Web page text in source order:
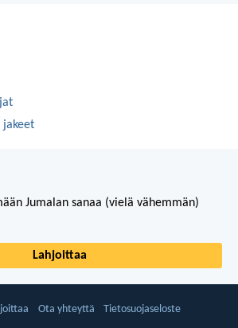
jakeet
Jumalan sanaa (vielä vähemmän)
Lahjoittaa
Ota yhteyttä Tietosuojaseloste